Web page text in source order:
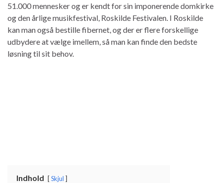
51.000 mennesker og er kendt for sin imponerende domkirke
og den årlige musikfestival, Roskilde Festivalen. I Roskilde
kan man også bestille fibernet, og der er flere forskellige
udbydere at vælge imellem, så man kan finde den bedste
løsning til sit behov.
Indhold Skjul